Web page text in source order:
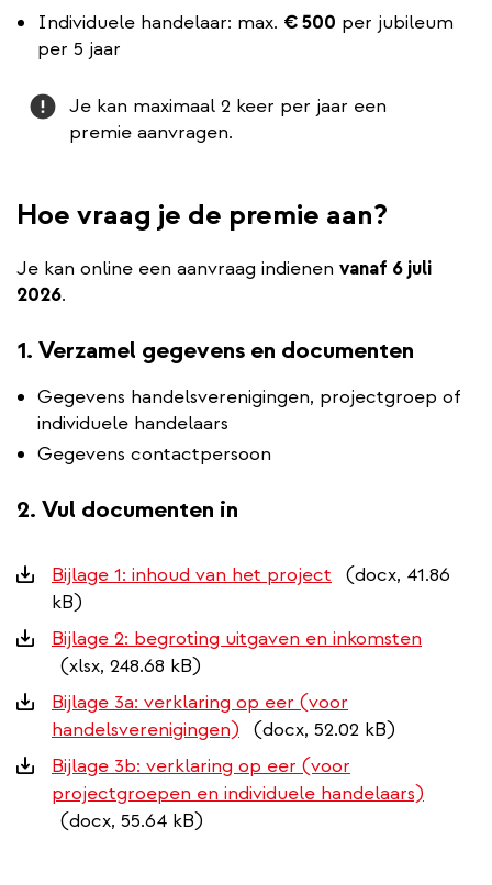
Individuele handelaar: max. € 500 per jubileum
per 5 jaar
Attention
Je kan maximaal 2 keer per jaar een
premie aanvragen.
Hoe vraag je de premie aan?
Je kan online een aanvraag indienen vanaf 6 juli
2026.
1. Verzamel gegevens en documenten
Gegevens handelsverenigingen, projectgroep of
individuele handelaars
Gegevens contactpersoon
2. Vul documenten in
Downloads
Bijlage 1: inhoud van het project
(docx, 41.86
kB)
Bijlage 2: begroting uitgaven en inkomsten
(xlsx, 248.68 kB)
Bijlage 3a: verklaring op eer (voor
handelsverenigingen)
(docx, 52.02 kB)
Bijlage 3b: verklaring op eer (voor
projectgroepen en individuele handelaars)
(docx, 55.64 kB)